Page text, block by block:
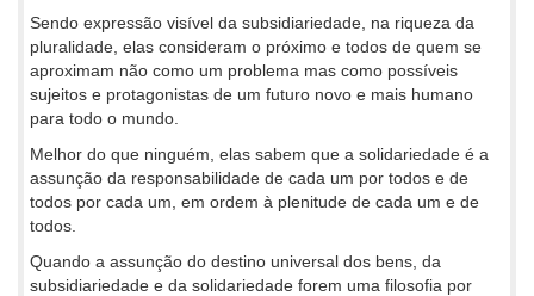
Sendo expressão visível da subsidiariedade, na riqueza da
pluralidade, elas consideram o próximo e todos de quem se
aproximam não como um problema mas como possíveis
sujeitos e protagonistas de um futuro novo e mais humano
para todo o mundo.
Melhor do que ninguém, elas sabem que a solidariedade é a
assunção da responsabilidade de cada um por todos e de
todos por cada um, em ordem à plenitude de cada um e de
todos.
Quando a assunção do destino universal dos bens, da
subsidiariedade e da solidariedade forem uma filosofia por